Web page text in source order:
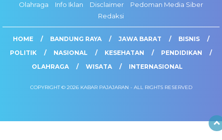
Olahraga
Info Iklan Disclaimer
Pedoman Media Siber
Redaksi
HOME BANDUNG RAYA JAWA BARAT
BISNIS
POLITIK
NASIONAL KESEHATAN
PENDIDIKAN
OLAHRAGA
WISATA INTERNASIONAL
COPYRIGHT © 2026 KABAR PAJAJARAN - ALL RIGHTS RESERVED